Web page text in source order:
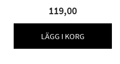
119,00
LÄGG I KORG